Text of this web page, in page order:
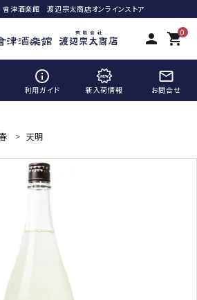
會津酒楽館 渡辺宗太商店オンラインストア
person 0
shopping_cart
利用ガイド 新入荷情報 お問合せ
新規会員登録
天明